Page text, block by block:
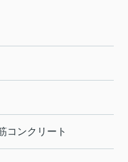
コンクリート